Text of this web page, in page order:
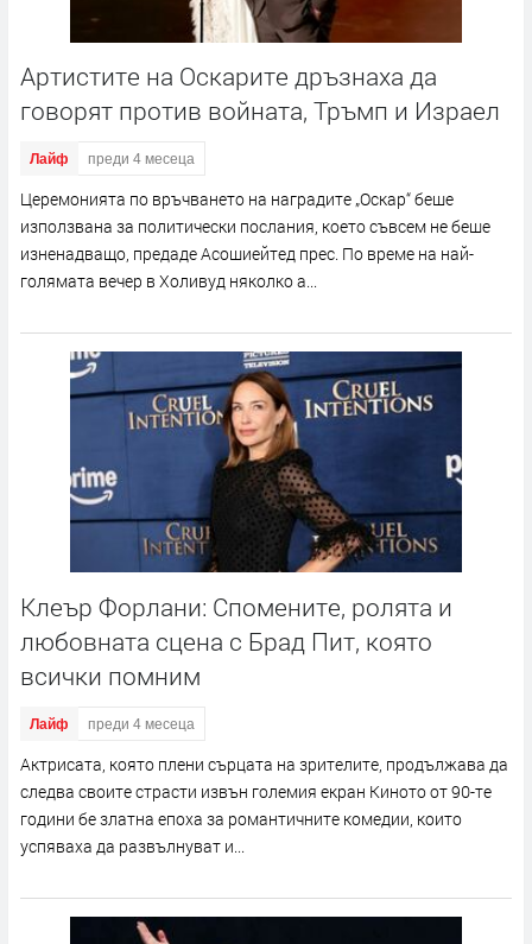
Артистите на Оскарите дръзнаха да
говорят против войната, Тръмп и Израел
Лайф преди 4 месеца
Церемонията по връчването на наградите „Оскар“ беше
използвана за политически послания, което съвсем не беше
изненадващо, предаде Асошиейтед прес. По време на най-
голямата вечер в Холивуд няколко а...
Клеър Форлани: Спомените, ролята и
любовната сцена с Брад Пит, която
всички помним
Лайф преди 4 месеца
Актрисата, която плени сърцата на зрителите, продължава да
следва своите страсти извън големия екран Киното от 90-те
години бе златна епоха за романтичните комедии, които
успяваха да развълнуват и...